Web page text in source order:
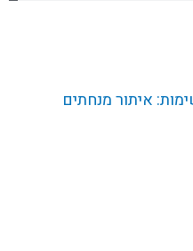
איתור מנחתים